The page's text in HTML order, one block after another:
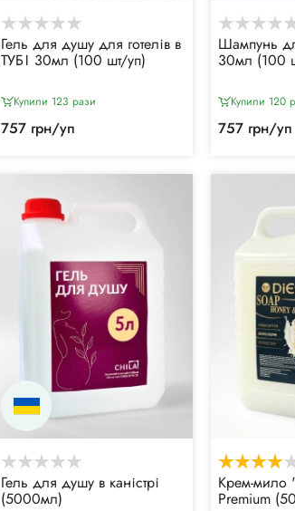
Гель для душу для готелів в
ТУБІ 30мл (100 шт/уп)
Купили 123 рази
757 грн/уп
Шампунь
30мл (100
Купили 120
757 грн/уп
Гель для душу в каністрі
(5000мл)
Крем-мило
Premium